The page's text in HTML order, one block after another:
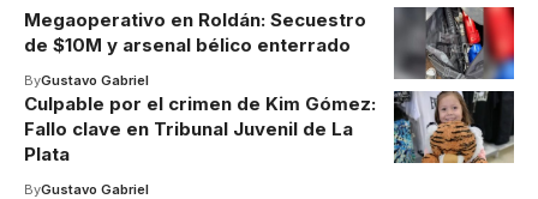
Megaoperativo en Roldán: Secuestro
de $10M y arsenal bélico enterrado
ByGustavo Gabriel
Culpable por el crimen de Kim Gómez:
Fallo clave en Tribunal Juvenil de La
Plata
ByGustavo Gabriel